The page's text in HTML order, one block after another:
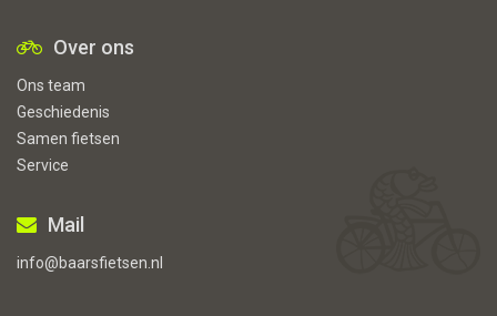
Over ons
Ons team
Geschiedenis
Samen fietsen
Service
Mail
info@baarsfietsen.nl